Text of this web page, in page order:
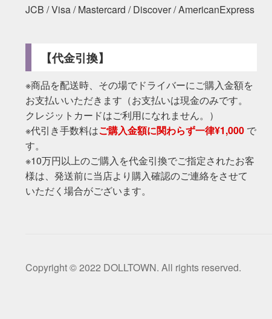
JCB / Visa / Mastercard / Discover / AmericanExpress
【代金引換】
※商品を配送時、その場でドライバーにご購入金額を
お支払いいただきます（お支払いは現金のみです。
クレジットカードはご利用になれません。）
※代引き手数料はご購入金額に関わらず一律¥1,000で
す。
※10万円以上のご購入を代金引換でご指定されたお客
様は、発送前に当店より購入確認のご連絡をさせて
いただく場合がございます。
Copyright © 2022 DOLLTOWN. All rights reserved.